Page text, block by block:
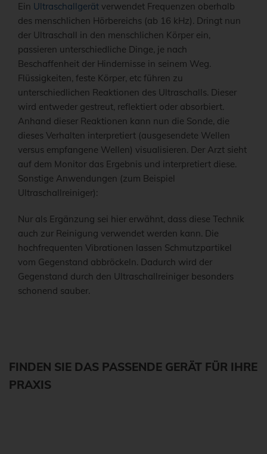
Ein Ultraschallgerät verwendet Frequenzen oberhalb
des menschlichen Hörbereichs (ab 16 kHz). Dringt nun
der Ultraschall in den menschlichen Körper ein,
passieren unterschiedliche Dinge, je nach
Beschaffenheit der Hindernisse in seinem Weg.
Flüssigkeiten, feste Körper, etc führen zu
unterschiedlichen Reaktionen des Ultraschalls. Dieser
wird entweder gestreut, reflektiert oder absorbiert.
Anhand dieser Reaktionen kann nun die Sonde, die
dieses Verhalten interpretiert (ausgesendete Wellen
versus empfangene Wellen) visualisieren. Der Arzt sieht
auf dem Monitor das Ergebnis und interpretiert diese.
Sonstige Anwendungen (zum Beispiel
Ultraschallreiniger):
Nur als Ergänzung sei hier erwähnt, dass diese Technik
auch zur Reinigung verwendet werden kann. Die
hochfrequenten Vibrationen lassen Schmutzpartikel
vom Gegenstand abbröckeln. Dadurch wird der
Gegenstand durch den Ultraschallreiniger besonders
schonend sauber.
FINDEN SIE DAS PASSENDE GERÄT FÜR IHRE
PRAXIS